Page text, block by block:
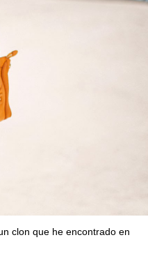
clon que he encontrado en